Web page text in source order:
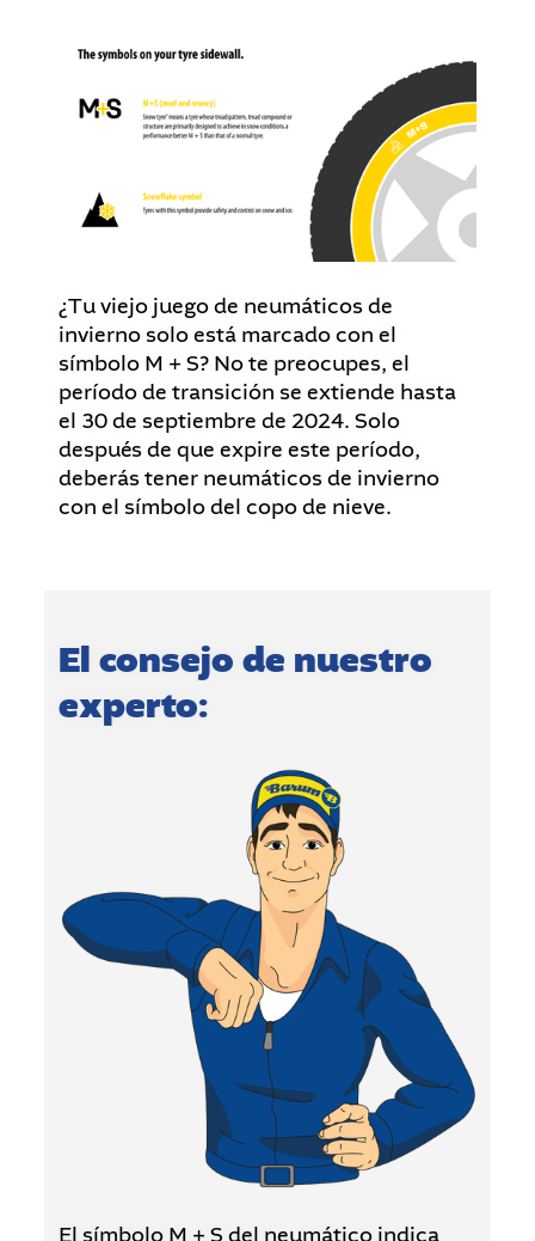
¿Tu viejo juego de neumáticos de
invierno solo está marcado con el
símbolo M + S? No te preocupes, el
período de transición se extiende hasta
el 30 de septiembre de 2024. Solo
después de que expire este período,
deberás tener neumáticos de invierno
con el símbolo del copo de nieve.
El consejo de nuestro
experto:
El símbolo M + S del neumático indica